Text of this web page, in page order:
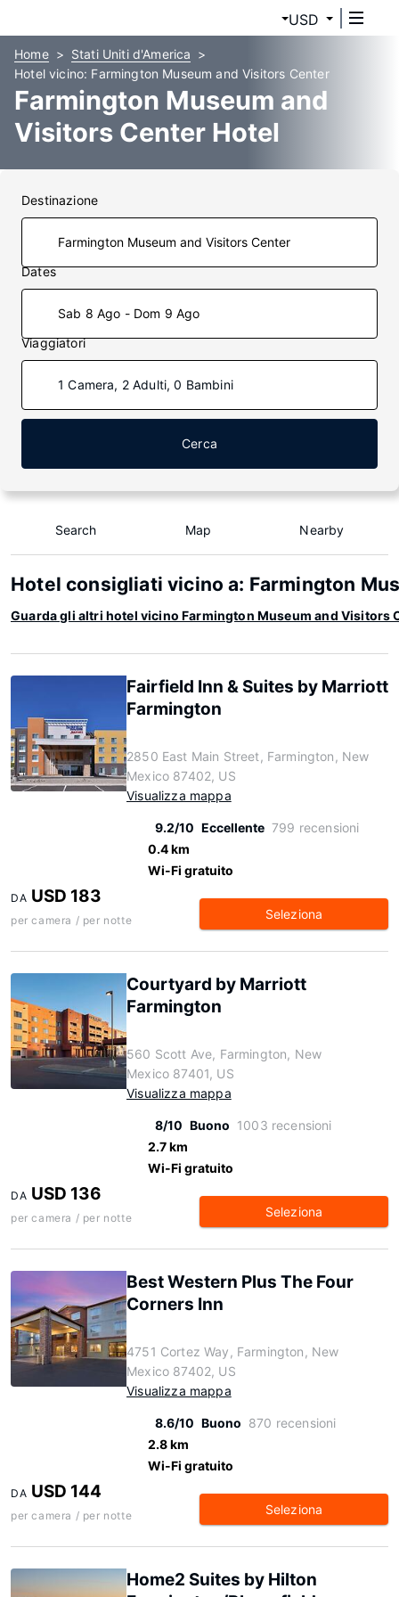
USD
Home
Stati Uniti d'America
Hotel vicino: Farmington Museum and Visitors Center
Farmington Museum and
Visitors Center Hotel
Destinazione
Dates
Sab 8 Ago - Dom 9 Ago
Viaggiatori
1 Camera, 2 Adulti, 0 Bambini
Cerca
Search Map Nearby
Hotel consigliati vicino a: Farmington
Guarda gli altri hotel vicino Farmington Museum and Visitors
Fairfield Inn & Suites by Marriott
Farmington
2850 East Main Street, Farmington, New
Mexico 87402, US
Visualizza mappa
9.2/10 Eccellente 799 recensioni
0.4 km
Wi-Fi gratuito
DA USD 183
per camera / per notte Seleziona
Courtyard by Marriott
Farmington
560 Scott Ave, Farmington, New
Mexico 87401, US
Visualizza mappa
8/10 Buono 1003 recensioni
2.7 km
Wi-Fi gratuito
DA USD 136
per camera / per notte Seleziona
Best Western Plus The Four
Corners Inn
4751 Cortez Way, Farmington, New
Mexico 87402, US
Visualizza mappa
8.6/10 Buono 870 recensioni
2.8 km
Wi-Fi gratuito
DA USD 144
per camera / per notte Seleziona
Home2 Suites by Hilton